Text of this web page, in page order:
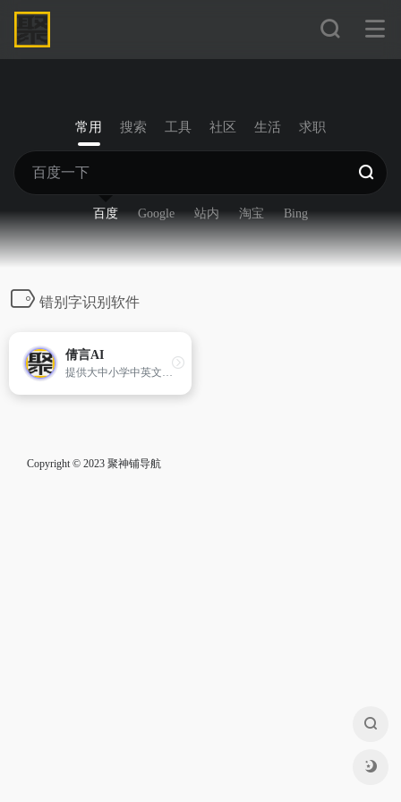
常用 搜索 工具 社区 生活 求职
百度 Google 站内 淘宝 Bing
错别字识别软件
倩言AI
提供大中小学中英文作文素材、语法纠错润色、论文批改写作、托福及考研四六级作文真题提高。
Copyright © 2023 聚神铺导航